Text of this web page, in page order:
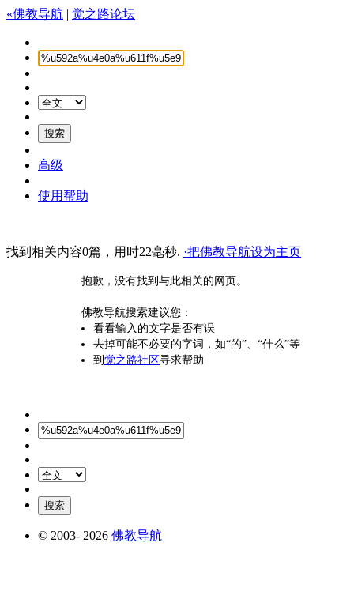
«佛教导航 | 觉之路论坛
高级
使用帮助
找到相关内容0篇，用时22毫秒. ·把佛教导航设为主页
抱歉，没有找到与此相关的网页。
佛教导航搜索建议您：
看看输入的文字是否有误
去掉可能不必要的字词，如“的”、“什么”等
到 觉之路社区寻求帮助
© 2003- 2026 佛教导航